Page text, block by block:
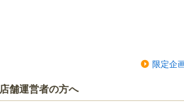
限定企
店舗運営者の方へ